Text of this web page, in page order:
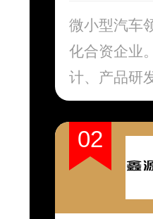
微小型汽车
化合资企业
计、产品研
02